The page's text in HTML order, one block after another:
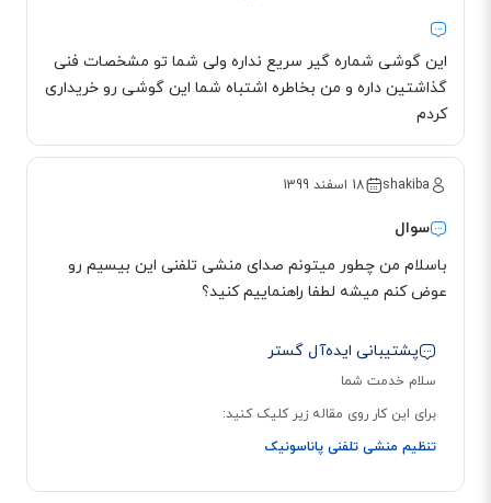
قابلیت استفاده در نبود برق
در نبود برق است. به این منظور، تنها کافیست گوشی بیسیم را روی دستگاه پایه
قرار داده و کلید اسپیکر را فشار دهید. البته در نظر داشته باشید، مدت زمانی که
می‌توانید از تلفن 3721 بدون وجود برق استفاده کنید، به میزان شارژ باتری گوشی
این گوشی شماره گیر سریع نداره ولی شما تو مشخصات فنی
گذاشتین داره و من بخاطره اشتباه شما این گوشی رو خریداری
کردم
shakiba 18 اسفند 1399
سوال
باسلام من چطور میتونم صدای منشی تلفنی این بیسیم رو
عوض کنم میشه لطفا راهنماییم کنید؟
پشتیبانی ایده‌آل گستر
سلام خدمت شما
برای این کار روی مقاله زیر کلیک کنید:
تنظیم منشی تلفنی پاناسونیک